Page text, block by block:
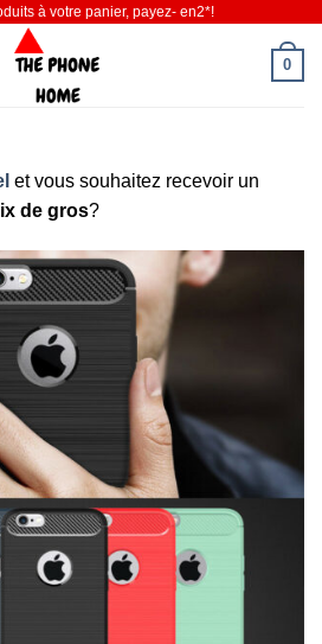
à votre panier, payez- en2*!
0
et vous souhaitez recevoir un
de gros?